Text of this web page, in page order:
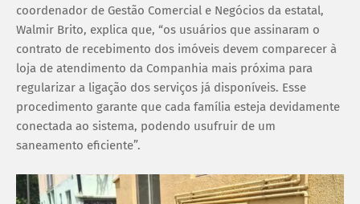
coordenador de Gestão Comercial e Negócios da estatal,
Walmir Brito, explica que, “os usuários que assinaram o
contrato de recebimento dos imóveis devem comparecer à
loja de atendimento da Companhia mais próxima para
regularizar a ligação dos serviços já disponíveis. Esse
procedimento garante que cada família esteja devidamente
conectada ao sistema, podendo usufruir de um
saneamento eficiente”.